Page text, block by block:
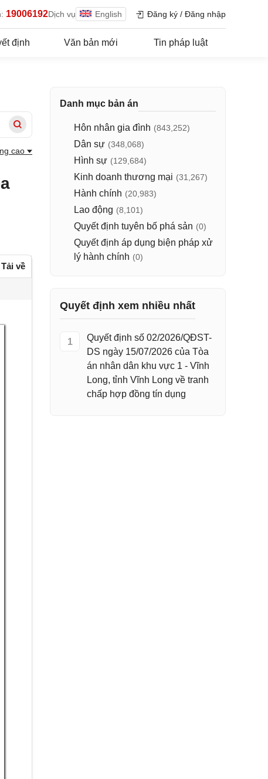
19006192Dịch vụ English Đăng ký / Đăng nhập
định Văn bản mới Tin pháp luật
cao
Tải về
Danh mục bản án
Hôn nhân gia đình (843,252)
Dân sự (348,068)
Hình sự (129,684)
Kinh doanh thương mại (31,267)
Hành chính (20,983)
Lao động (8,101)
Quyết định tuyên bố phá sản (0)
Quyết định áp dụng biện pháp xử
lý hành chính (0)
Quyết định xem nhiều nhất
1
Quyết định số 02/2026/QĐST-
DS ngày 15/07/2026 của Tòa
án nhân dân khu vực 1 - Vĩnh
Long, tỉnh Vĩnh Long về tranh
chấp hợp đồng tín dụng